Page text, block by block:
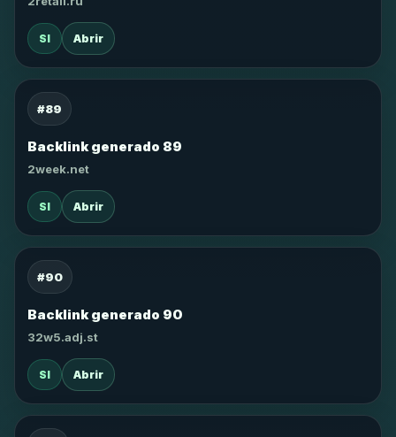
SI Abrir
#89
Backlink generado 89
2week.net
SI Abrir
#90
Backlink generado 90
32w5.adj.st
SI Abrir